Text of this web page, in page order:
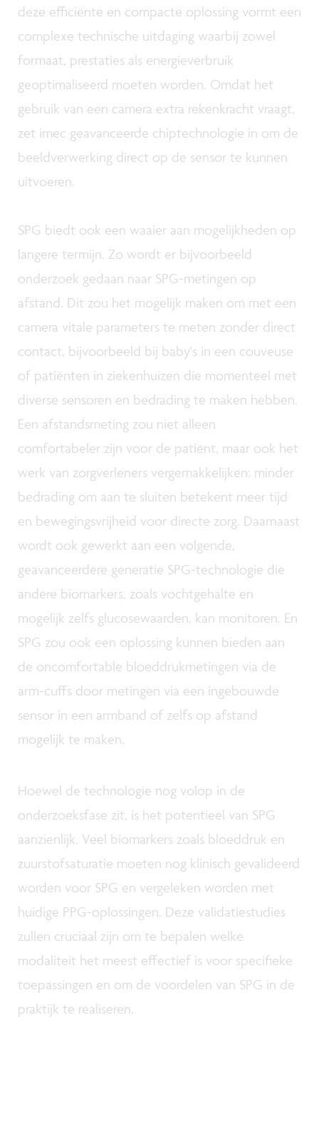
deze efficiënte en compacte oplossing vormt een
complexe technische uitdaging waarbij zowel
formaat, prestaties als energieverbruik
geoptimaliseerd moeten worden. Omdat het
gebruik van een camera extra rekenkracht vraagt,
zet imec geavanceerde chiptechnologie in om de
beeldverwerking direct op de sensor te kunnen
uitvoeren.
SPG biedt ook een waaier aan mogelijkheden op
langere termijn. Zo wordt er bijvoorbeeld
onderzoek gedaan naar SPG-metingen op
afstand. Dit zou het mogelijk maken om met een
camera vitale parameters te meten zonder direct
contact, bijvoorbeeld bij baby's in een couveuse
of patiënten in ziekenhuizen die momenteel met
diverse sensoren en bedrading te maken hebben.
Een afstandsmeting zou niet alleen
comfortabeler zijn voor de patiënt, maar ook het
werk van zorgverleners vergemakkelijken: minder
bedrading om aan te sluiten betekent meer tijd
en bewegingsvrijheid voor directe zorg. Daarnaast
wordt ook gewerkt aan een volgende,
geavanceerdere generatie SPG-technologie die
andere biomarkers, zoals vochtgehalte en
mogelijk zelfs glucosewaarden, kan monitoren. En
SPG zou ook een oplossing kunnen bieden aan
de oncomfortable bloeddrukmetingen via de
arm-cuffs door metingen via een ingebouwde
sensor in een armband of zelfs op afstand
mogelijk te maken.
Hoewel de technologie nog volop in de
onderzoeksfase zit, is het potentieel van SPG
aanzienlijk. Veel biomarkers zoals bloeddruk en
zuurstofsaturatie moeten nog klinisch gevalideerd
worden voor SPG en vergeleken worden met
huidige PPG-oplossingen. Deze validatiestudies
zullen cruciaal zijn om te bepalen welke
modaliteit het meest effectief is voor specifieke
toepassingen en om de voordelen van SPG in de
praktijk te realiseren.